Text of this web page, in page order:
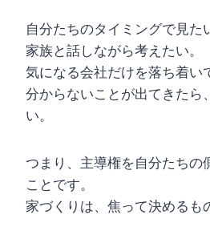
自分たちのタイミングで見た
家族と話しながら考えたい。
気になる会社だけを落ち着い
分からないことが出てきたら
い。
つまり、主導権を自分たちの
ことです。
家づくりは、焦って決めるも